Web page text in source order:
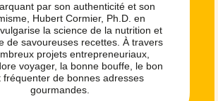
par son authenticité et son
Hubert Cormier, Ph.D. en
la science de la nutrition et
de savoureuses recettes. À travers
projets entrepreneuriaux,
voyager, la bonne bouffe, le bon
fréquenter de bonnes adresses
gourmandes.